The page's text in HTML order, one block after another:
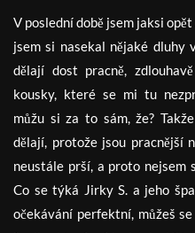
V poslední době jsem jaksi
jsem si nasekal nějaké dluhy
dělají dost pracně,
kousky, které se mi tu
můžu si za to sám, že?
dělají, protože jsou
neustále prší, a proto nejsem
Co se týká Jirky S. a jeho
očekávání perfektní, můžeš